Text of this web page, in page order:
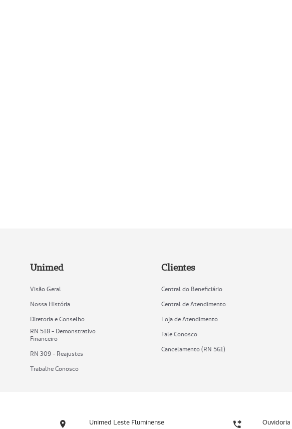
Unimed
Visão Geral
Nossa História
Diretoria e Conselho
RN 518 - Demonstrativo
Financeiro
RN 309 - Reajustes
Trabalhe Conosco
Clientes
Central do Beneficiário
Central de Atendimento
Loja de Atendimento
Fale Conosco
Cancelamento (RN 561)
Unimed Leste Fluminense Ouvidoria